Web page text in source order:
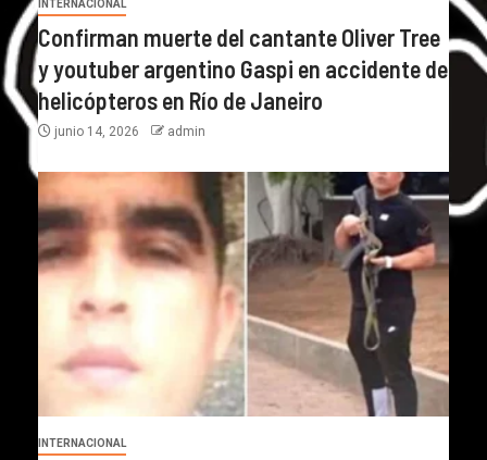
INTERNACIONAL
Confirman muerte del cantante Oliver Tree
y youtuber argentino Gaspi en accidente de
helicópteros en Río de Janeiro
junio 14, 2026 admin
INTERNACIONAL